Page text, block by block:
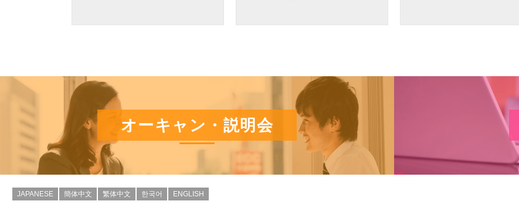
オーキャン・説明会
JAPANESE 簡体中文 繁体中文 한국어 ENGLISH